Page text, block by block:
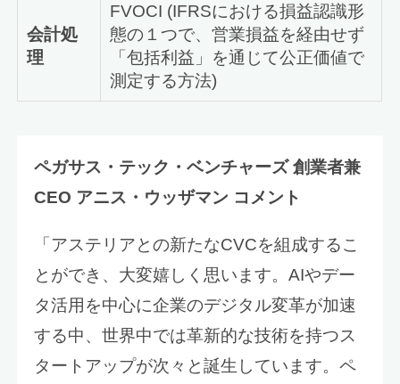
会計処
理
FVOCI (IFRSにおける損益認識形
態の１つで、営業損益を経由せず
「包括利益」を通じて公正価値で
測定する方法)
ペガサス・テック・ベンチャーズ 創業者兼
CEO アニス・ウッザマン コメント
「アステリアとの新たなCVCを組成するこ
とができ、大変嬉しく思います。AIやデー
タ活用を中心に企業のデジタル変革が加速
する中、世界中では革新的な技術を持つス
タートアップが次々と誕生しています。ペ